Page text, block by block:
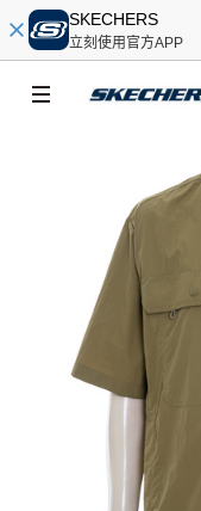
SKECHERS
立刻使用官方APP